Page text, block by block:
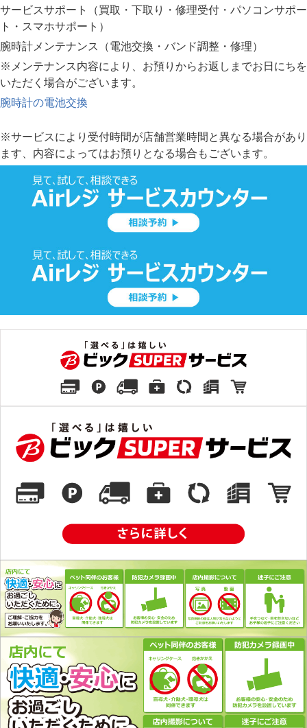
サービスサポート（買取・下取り・修理受付・パソコンサポー
ト・スマホサポート）
腕時計メンテナンス（電池交換・バンド調整・修理）
※メンテナンス内容により、お預りからお返しまでお日にちを
いただく場合がございます。
腕時計の電池交換
※サービスにより受付時間が店舗営業時間と異なる場合があり
ます、内容によってはお預りとなる場合もございます。